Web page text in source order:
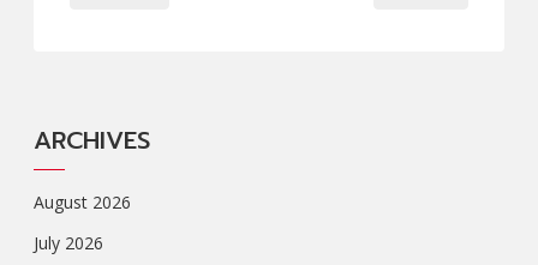
ARCHIVES
August 2026
July 2026